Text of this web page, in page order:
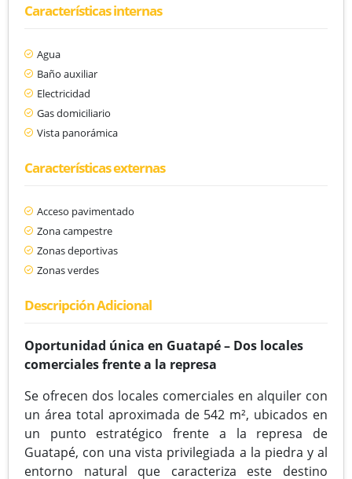
Características internas
Agua
Baño auxiliar
Electricidad
Gas domiciliario
Vista panorámica
Características externas
Acceso pavimentado
Zona campestre
Zonas deportivas
Zonas verdes
Descripción Adicional
Oportunidad única en Guatapé – Dos locales
comerciales frente a la represa
Se ofrecen dos locales comerciales en alquiler con
un área total aproximada de 542 m², ubicados en
un punto estratégico frente a la represa de
Guatapé, con una vista privilegiada a la piedra y al
entorno natural que caracteriza este destino